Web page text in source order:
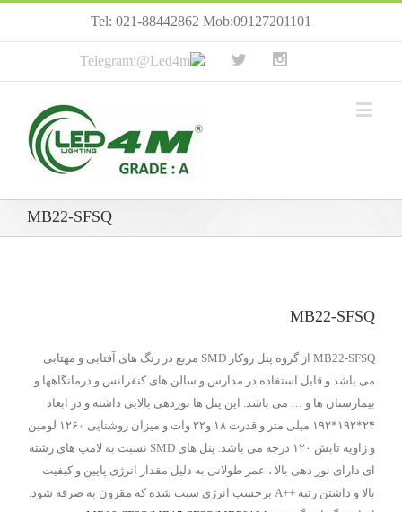
Tel: 021-88442862 Mob:09127201101
MB22-SFSQ
MB22-SFSQ
MB22-SFSQ از گروه پنل روکار SMD مربع در رنگ های آفتابی و مهتابی
می باشد و قابل استفاده در مدارس و سالن های کنفرانس و درمانگاهها و
بیمارستان ها و … می باشد. این پنل ها نوردهی بالایی داشته و در ابعاد
۲۴*۱۹۲*۱۹۲ میلی متر و قدرت ۱۸ و۲۲ وات و میزان روشنایی ۱۲۶۰ لومین
و زاویه تابش ۱۲۰ درجه می باشد. پنل های SMD نسبت به لامپ های رشته
ای دارای نور دهی بالا ، عمر طولانی به دلیل مقدار انرژی پایین و کیفیت
بالا و داشتن رتبه ++A برحسب انرژی سبب شده که مقرون به صرفه شود.